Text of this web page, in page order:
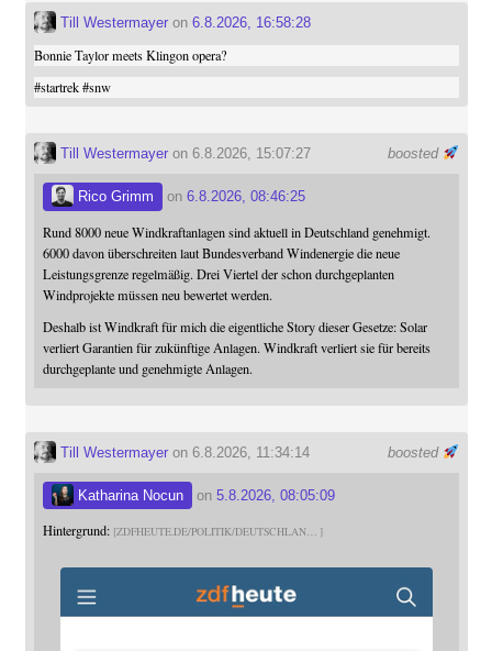
Till Westermayeron 6.8.2026, 16:58:28
Bonnie Taylor meets Klingon opera?
#startrek #snw
boosted
Till Westermayeron 6.8.2026, 15:07:27
Rico Grimm on 6.8.2026, 08:46:25
Rund 8000 neue Windkraftanlagen sind aktuell in Deutschland genehmigt.
6000 davon überschreiten laut Bundesverband Windenergie die neue
Leistungsgrenze regelmäßig. Drei Viertel der schon durchgeplanten
Windprojekte müssen neu bewertet werden.
Deshalb ist Windkraft für mich die eigentliche Story dieser Gesetze: Solar
verliert Garantien für zukünftige Anlagen. Windkraft verliert sie für bereits
durchgeplante und genehmigte Anlagen.
boosted
Till Westermayeron 6.8.2026, 11:34:14
Katharina Nocun on 5.8.2026, 08:05:09
Hintergrund: ZDFHEUTE.DE/POLITIK/DEUTSCHLAN